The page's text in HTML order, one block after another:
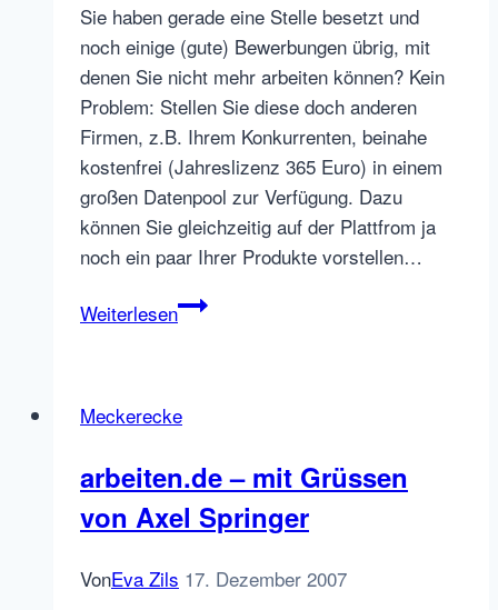
Sie haben gerade eine Stelle besetzt und
noch einige (gute) Bewerbungen übrig, mit
denen Sie nicht mehr arbeiten können? Kein
Problem: Stellen Sie diese doch anderen
Firmen, z.B. Ihrem Konkurrenten, beinahe
kostenfrei (Jahreslizenz 365 Euro) in einem
großen Datenpool zur Verfügung. Dazu
können Sie gleichzeitig auf der Plattfrom ja
noch ein paar Ihrer Produkte vorstellen…
WeiterlesenAbra
Unternehmen
mit
unpassenden
tun
Meckerecke
arbeiten.de – mit Grüssen
von Axel Springer
VonEva Zils 17. Dezember 2007